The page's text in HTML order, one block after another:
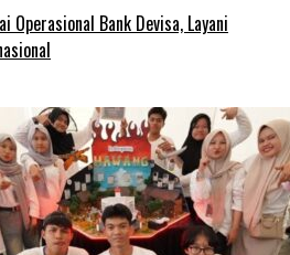
Operasional Bank Devisa, Layani